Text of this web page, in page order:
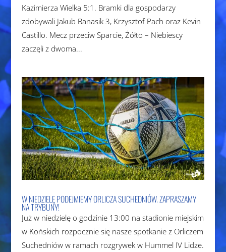
Kazimierza Wielka 5:1. Bramki dla gospodarzy
zdobywali Jakub Banasik 3, Krzysztof Pach oraz Kevin
Castillo. Mecz przeciw Sparcie, Żółto – Niebiescy
zaczęli z dwoma...
W NIEDZIELĘ PODEJMIEMY ORLICZA SUCHEDNIÓW. ZAPRASZAMY
NA TRYBUNY!
Już w niedzielę o godzinie 13:00 na stadionie miejskim
w Końskich rozpocznie się nasze spotkanie z Orliczem
Suchedniów w ramach rozgrywek w Hummel IV Lidze.